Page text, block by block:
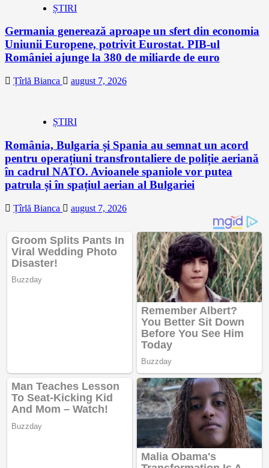
ȘTIRI
Germania generează aproape un sfert din economia
Uniunii Europene, potrivit Eurostat. PIB-ul
României ajunge la 380 de miliarde de euro
Țîrlă Bianca august 7, 2026
ȘTIRI
România, Bulgaria și Spania au semnat un acord
pentru operațiuni transfrontaliere de poliție aeriană
în cadrul NATO. Avioanele spaniole vor putea
patrula și în spațiul aerian al Bulgariei
Țîrlă Bianca august 7, 2026